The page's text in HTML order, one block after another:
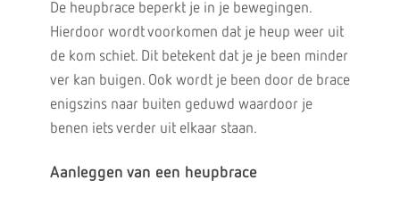
De heupbrace beperkt je in je bewegingen.
Hierdoor wordt voorkomen dat je heup weer uit
de kom schiet. Dit betekent dat je je been minder
ver kan buigen. Ook wordt je been door de brace
enigszins naar buiten geduwd waardoor je
benen iets verder uit elkaar staan.
Aanleggen van een heupbrace